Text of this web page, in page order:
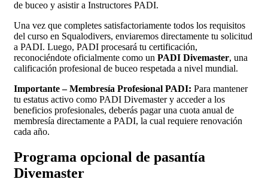
de buceo y asistir a Instructores PADI.
Una vez que completes satisfactoriamente todos los requisitos
del curso en Squalodivers, enviaremos directamente tu solicitud
a PADI. Luego, PADI procesará tu certificación,
reconociéndote oficialmente como un PADI Divemaster, una
calificación profesional de buceo respetada a nivel mundial.
Importante – Membresía Profesional PADI: Para mantener
tu estatus activo como PADI Divemaster y acceder a los
beneficios profesionales, deberás pagar una cuota anual de
membresía directamente a PADI, la cual requiere renovación
cada año.
Programa opcional de pasantía
Divemaster